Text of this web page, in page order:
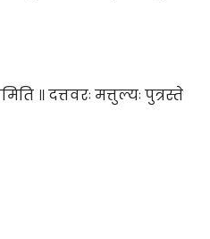
॥ दत्तवरः मत्तुल्यः पुत्रस्ते